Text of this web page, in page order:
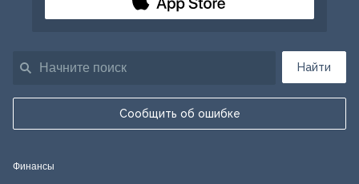
Найти
Сообщить об ошибке
Финансы